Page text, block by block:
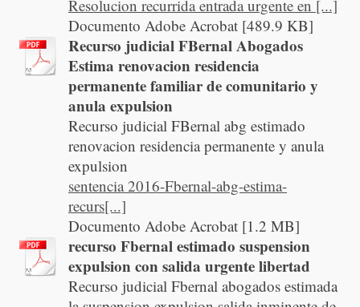
Resolucion recurrida entrada urgente en [...]
Documento Adobe Acrobat [489.9 KB]
Recurso judicial FBernal Abogados
Estima renovacion residencia
permanente familiar de comunitario y
anula expulsion
Recurso judicial FBernal abg estimado
renovacion residencia permanente y anula
expulsion
sentencia 2016-Fbernal-abg-estima-
recurs[...]
Documento Adobe Acrobat [1.2 MB]
recurso Fbernal estimado suspension
expulsion con salida urgente libertad
Recurso judicial Fbernal abogados estimada